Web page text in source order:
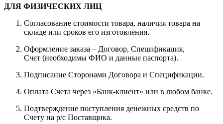
ДЛЯ ФИЗИЧЕСКИХ ЛИЦ
Согласование стоимости товара, наличия товара на
складе или сроков его изготовления.
Оформление заказа – Договор, Спецификация,
Счет (необходимы ФИО и данные паспорта).
Подписание Сторонами Договора и Спецификации.
Оплата Счета через «Банк-клиент» или в любом банке.
Подтверждение поступления денежных средств по
Счету на р/с Поставщика.